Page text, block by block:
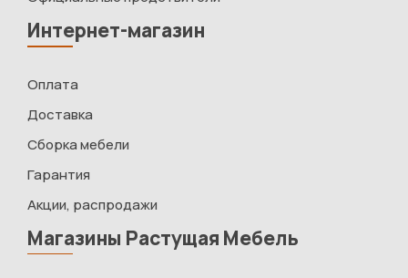
Интернет-магазин
Оплата
Доставка
Сборка мебели
Гарантия
Акции, распродажи
Магазины Растущая Мебель